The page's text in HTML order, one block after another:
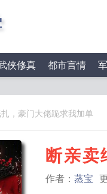
侠修真 都市言情
，豪门大佬跪求我加单
断亲卖
作者： 蒸宝